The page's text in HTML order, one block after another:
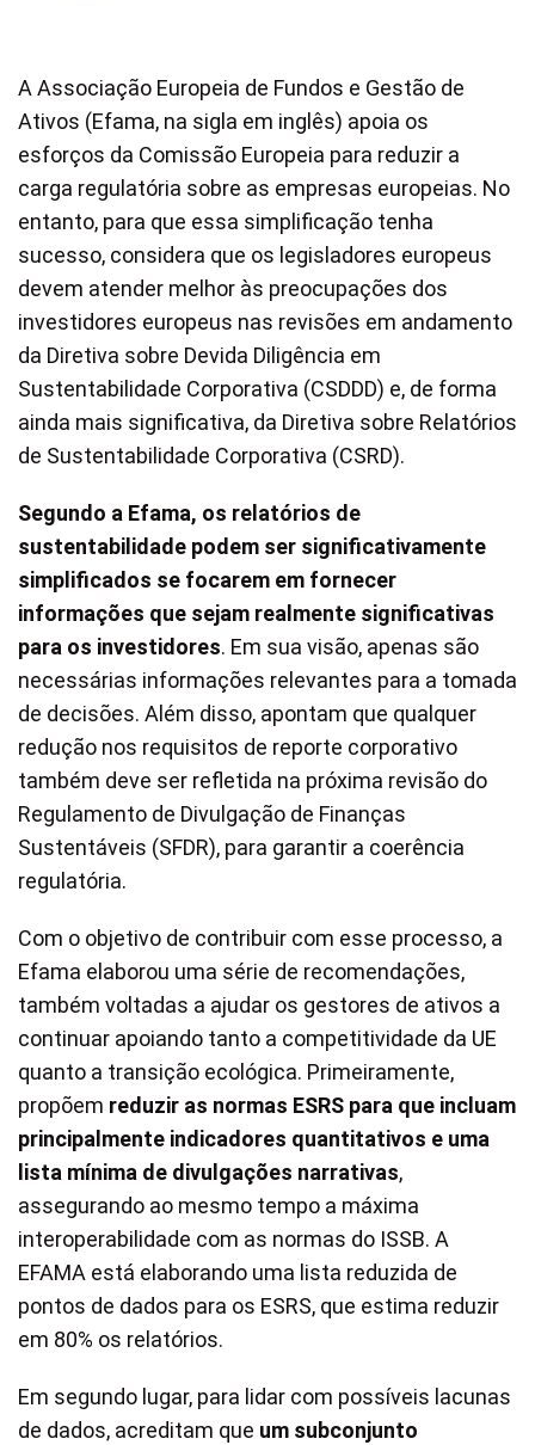
A Associação Europeia de Fundos e Gestão de
Ativos (Efama, na sigla em inglês) apoia os
esforços da Comissão Europeia para reduzir a
carga regulatória sobre as empresas europeias. No
entanto, para que essa simplificação tenha
sucesso, considera que os legisladores europeus
devem atender melhor às preocupações dos
investidores europeus nas revisões em andamento
da Diretiva sobre Devida Diligência em
Sustentabilidade Corporativa (CSDDD) e, de forma
ainda mais significativa, da Diretiva sobre Relatórios
de Sustentabilidade Corporativa (CSRD).
Segundo a Efama, os relatórios de
sustentabilidade podem ser significativamente
simplificados se focarem em fornecer
informações que sejam realmente significativas
para os investidores. Em sua visão, apenas são
necessárias informações relevantes para a tomada
de decisões. Além disso, apontam que qualquer
redução nos requisitos de reporte corporativo
também deve ser refletida na próxima revisão do
Regulamento de Divulgação de Finanças
Sustentáveis (SFDR), para garantir a coerência
regulatória.
Com o objetivo de contribuir com esse processo, a
Efama elaborou uma série de recomendações,
também voltadas a ajudar os gestores de ativos a
continuar apoiando tanto a competitividade da UE
quanto a transição ecológica. Primeiramente,
propõem reduzir as normas ESRS para que incluam
principalmente indicadores quantitativos e uma
lista mínima de divulgações narrativas,
assegurando ao mesmo tempo a máxima
interoperabilidade com as normas do ISSB. A
EFAMA está elaborando uma lista reduzida de
pontos de dados para os ESRS, que estima reduzir
em 80% os relatórios.
Em segundo lugar, para lidar com possíveis lacunas
de dados, acreditam que um subconjunto